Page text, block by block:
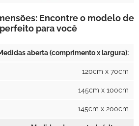
Encontre o modelo de
para você
aberta (comprimento x largura):
120cm x 70cm
145cm x 100cm
145cm x 200cm